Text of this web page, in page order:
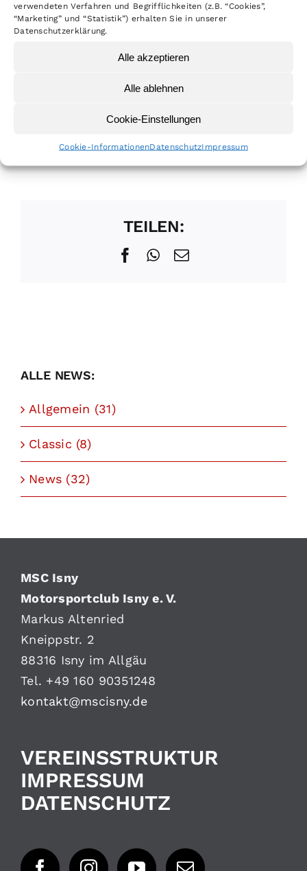
verwendeten Verfahren und Begrifflichkeiten (z.B. “Cookies”,
“Marketing” und “Statistik”) erhalten Sie in unserer
Datenschutzerklärung.
Alle akzeptieren
Alle ablehnen
Cookie-Einstellungen
Cookie-InformationenDatenschutzImpressum
10. Er ist mit seiner Leistung in dieser
starken Gruppe mehr als zufrieden.
Gleich weiter geht es am Samstag zum
Baden Württembergischen ADAC/DMV
der mehrfache Landesmeister erstmalig in
der Klasse MX1.
TEILEN:
Facebook
WhatsApp
E-
ALLE NEWS:
Allgemein (31)
Classic (8)
News (32)
MSC Isny
Motorsportclub Isny e. V.
Markus Altenried
Kneippstr. 2
88316 Isny im Allgäu
Tel. +49 160 90351248
kontakt@mscisny.de
VEREINSSTRUKTUR
IMPRESSUM
DATENSCHUTZ